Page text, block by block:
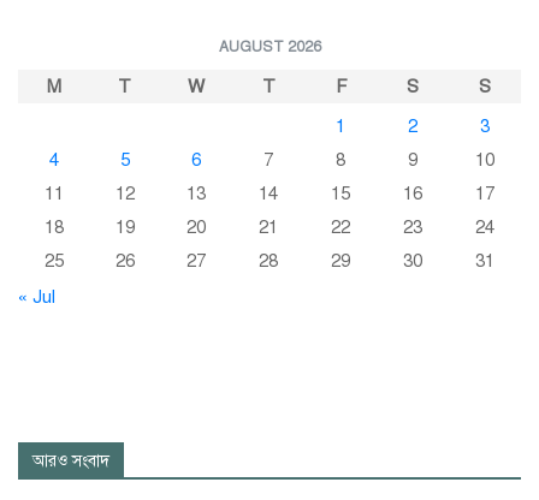
AUGUST 2026
M T W T F S
S
1
2
3
4
5 6 7 8 9
10
11
12 13 14 15 16
17
18
19 20 21 22 23
24
25
26 27 28 29 30
31
« Jul
আরও সংবাদ